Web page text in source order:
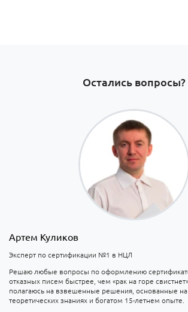
Остались вопросы?
Артем Куликов
Эксперт по сертификации №1 в НЦЛ
Решаю любые вопросы по оформлению
отказных писем быстрее, чем «рак на горе
полагаюсь на взвешенные решения, основанные на
теоретических знаниях и богатом 15-летнем опыте.